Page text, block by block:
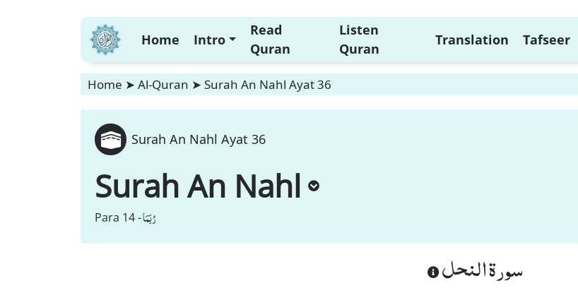
Home Intro
Read
Quran
Listen
Quran
Translation Tafseer
Home ➤ Al-Quran ➤ Surah An Nahl Ayat 36
Surah An Nahl Ayat 36
Surah An Nahl
Para 14 -رُبَمَا
سورة النحل